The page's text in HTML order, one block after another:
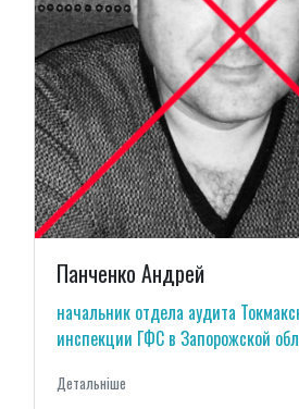
Панченко Андрей
начальник отдела аудита
инспекции ГФС в Запорожской
Детальнiше